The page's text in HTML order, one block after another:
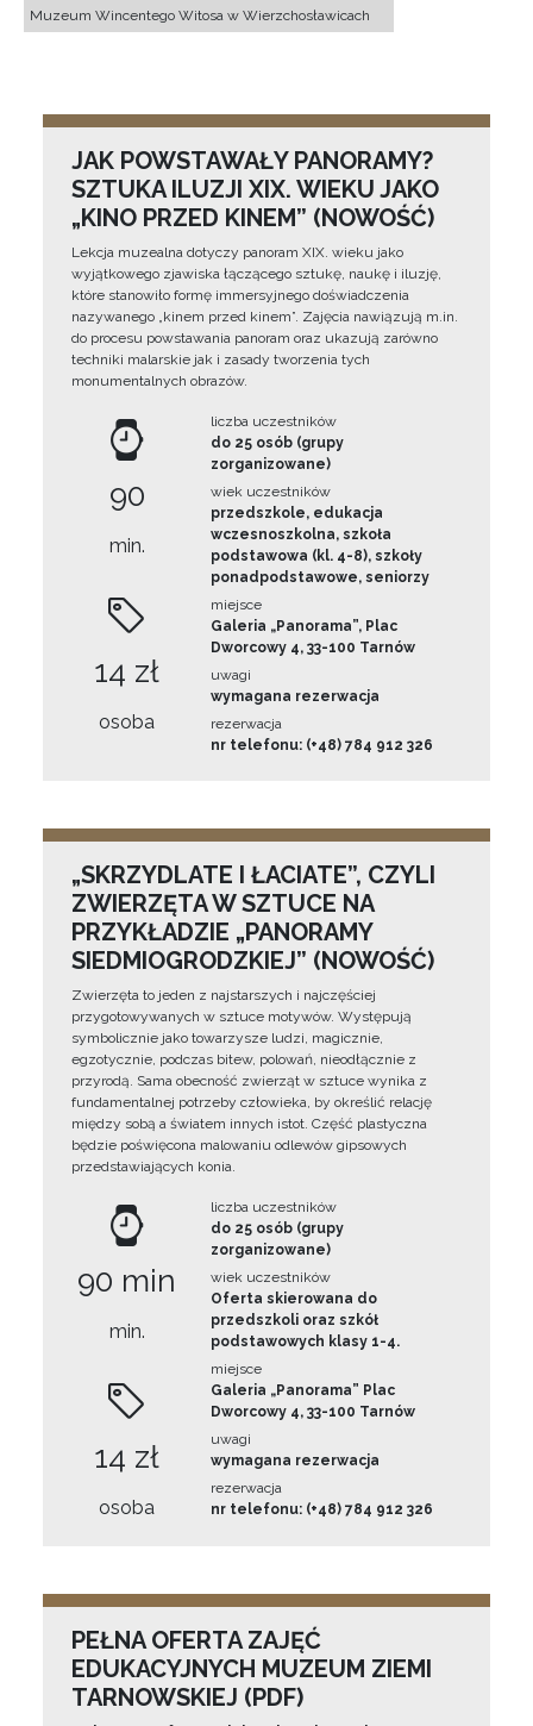
Muzeum Wincentego Witosa w Wierzchosławicach
JAK POWSTAWAŁY PANORAMY?
SZTUKA ILUZJI XIX. WIEKU JAKO
„KINO PRZED KINEM” (NOWOŚĆ)
Lekcja muzealna dotyczy panoram XIX. wieku jako
wyjątkowego zjawiska łączącego sztukę, naukę i iluzję,
które stanowiło formę immersyjnego doświadczenia
nazywanego „kinem przed kinem”. Zajęcia nawiązują m.in.
do procesu powstawania panoram oraz ukazują zarówno
techniki malarskie jak i zasady tworzenia tych
monumentalnych obrazów.
90
min.
14 zł
osoba
liczba uczestników
do 25 osób (grupy
zorganizowane)
wiek uczestników
przedszkole, edukacja
wczesnoszkolna, szkoła
podstawowa (kl. 4-8), szkoły
ponadpodstawowe, seniorzy
miejsce
Galeria „Panorama”, Plac
Dworcowy 4, 33-100 Tarnów
uwagi
wymagana rezerwacja
rezerwacja
nr telefonu: (+48) 784 912 326
„SKRZYDLATE I ŁACIATE”, CZYLI
ZWIERZĘTA W SZTUCE NA
PRZYKŁADZIE „PANORAMY
SIEDMIOGRODZKIEJ” (NOWOŚĆ)
Zwierzęta to jeden z najstarszych i najczęściej
przygotowywanych w sztuce motywów. Występują
symbolicznie jako towarzysze ludzi, magicznie,
egzotycznie, podczas bitew, polowań, nieodłącznie z
przyrodą. Sama obecność zwierząt w sztuce wynika z
fundamentalnej potrzeby człowieka, by określić relację
między sobą a światem innych istot. Część plastyczna
będzie poświęcona malowaniu odlewów gipsowych
przedstawiających konia.
90 min
min.
14 zł
osoba
liczba uczestników
do 25 osób (grupy
zorganizowane)
wiek uczestników
Oferta skierowana do
przedszkoli oraz szkół
podstawowych klasy 1-4.
miejsce
Galeria „Panorama” Plac
Dworcowy 4, 33-100 Tarnów
uwagi
wymagana rezerwacja
rezerwacja
nr telefonu: (+48) 784 912 326
PEŁNA OFERTA ZAJĘĆ
EDUKACYJNYCH MUZEUM ZIEMI
TARNOWSKIEJ (PDF)